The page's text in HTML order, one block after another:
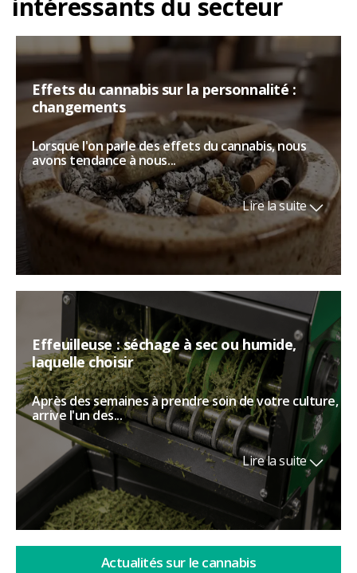
intéressants du secteur
Effets du cannabis sur la personnalité :
changements
Lorsque l'on parle des effets du cannabis, nous
avons tendance à nous...
Lire la suite
Effeuilleuse : séchage à sec ou humide,
laquelle choisir
Après des semaines à prendre soin de votre culture,
arrive l'un des...
Lire la suite
Actualités sur le cannabis